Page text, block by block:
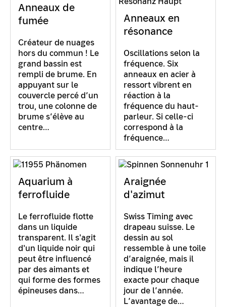
Anneaux de
fumée
Créateur de nuages
hors du commun ! Le
grand bassin est
rempli de brume. En
appuyant sur le
couvercle percé d’un
trou, une colonne de
brume s’élève au
centre…
Anneaux en
résonance
Oscillations selon la
fréquence. Six
anneaux en acier à
ressort vibrent en
réaction à la
fréquence du haut-
parleur. Si celle-ci
correspond à la
fréquence…
Aquarium à
ferrofluide
Le ferrofluide flotte
dans un liquide
transparent. Il s'agit
d'un liquide noir qui
peut être influencé
par des aimants et
qui forme des formes
épineuses dans…
Araignée
d'azimut
Swiss Timing avec
drapeau suisse. Le
dessin au sol
ressemble à une toile
d’araignée, mais il
indique l’heure
exacte pour chaque
jour de l’année.
L’avantage de…